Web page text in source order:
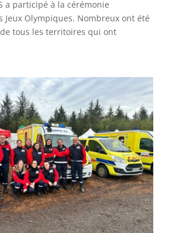
a participé à la cérémonie
Jeux Olympiques. Nombreux ont été
tous les territoires qui ont